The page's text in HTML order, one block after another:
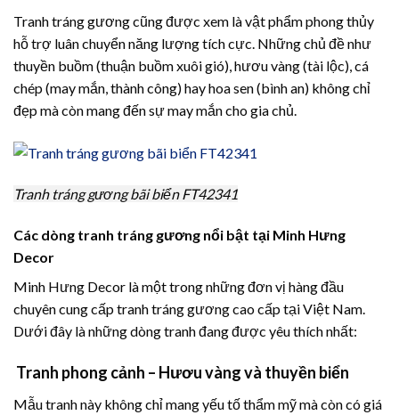
Tranh tráng gương cũng được xem là vật phẩm phong thủy
hỗ trợ luân chuyển năng lượng tích cực. Những chủ đề như
thuyền buồm (thuận buồm xuôi gió), hươu vàng (tài lộc), cá
chép (may mắn, thành công) hay hoa sen (bình an) không chỉ
đẹp mà còn mang đến sự may mắn cho gia chủ.
Tranh tráng gương bãi biển FT42341
Các dòng tranh tráng gương nổi bật tại Minh Hưng
Decor
Minh Hưng Decor là một trong những đơn vị hàng đầu
chuyên cung cấp tranh tráng gương cao cấp tại Việt Nam.
Dưới đây là những dòng tranh đang được yêu thích nhất:
Tranh phong cảnh – Hươu vàng và thuyền biển
Mẫu tranh này không chỉ mang yếu tố thẩm mỹ mà còn có giá